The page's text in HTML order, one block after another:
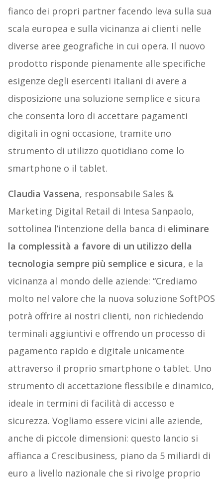
fianco dei propri partner facendo leva sulla sua
scala europea e sulla vicinanza ai clienti nelle
diverse aree geografiche in cui opera. Il nuovo
prodotto risponde pienamente alle specifiche
esigenze degli esercenti italiani di avere a
disposizione una soluzione semplice e sicura
che consenta loro di accettare pagamenti
digitali in ogni occasione, tramite uno
strumento di utilizzo quotidiano come lo
smartphone o il tablet.
Claudia Vassena, responsabile Sales &
Marketing Digital Retail di Intesa Sanpaolo,
sottolinea l’intenzione della banca di eliminare
la complessità a favore di un utilizzo della
tecnologia sempre più semplice e sicura, e la
vicinanza al mondo delle aziende: “Crediamo
molto nel valore che la nuova soluzione SoftPOS
potrà offrire ai nostri clienti, non richiedendo
terminali aggiuntivi e offrendo un processo di
pagamento rapido e digitale unicamente
attraverso il proprio smartphone o tablet. Uno
strumento di accettazione flessibile e dinamico,
ideale in termini di facilità di accesso e
sicurezza. Vogliamo essere vicini alle aziende,
anche di piccole dimensioni: questo lancio si
affianca a Crescibusiness, piano da 5 miliardi di
euro a livello nazionale che si rivolge proprio